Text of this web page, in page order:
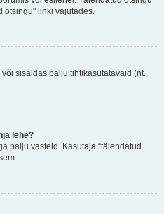
otsingu" linki vajutades.
sisaldas palju tihtikasutatavaid (nt.
lehe?
palju vasteid. Kasutaja “täiendatud